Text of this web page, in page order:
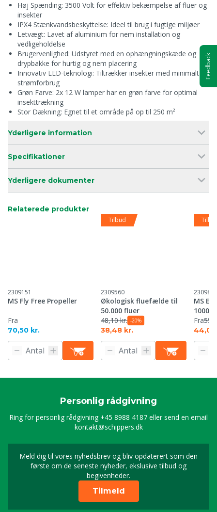
Høj Spænding: 3500 Volt for effektiv bekæmpelse af fluer og
insekter
IPX4 Stænkvandsbeskyttelse: Ideel til brug i fugtige miljøer
Letvægt: Lavet af aluminium for nem installation og
vedligeholdelse
Brugervenlighed: Udstyret med en ophængningskæde og
drypbakke for hurtig og nem placering
Innovativ LED-teknologi: Tiltrækker insekter med minimalt
strømforbrug
Grøn Farve: 2x 12 W lamper har en grøn farve for optimal
insekttrækning
Stor Dækning: Egnet til et område på op til 250 m²
Yderligere information
Specifikationer
Yderligere dokumenter
Relaterede produkter
2309151
MS Fly Free Propeller
Fra
70,50 kr.
Tilbud
2309560
Økologisk fluefælde til
50.000 fluer
48,10 kr. -20%
38,48 kr.
2309898
MS
1000
Fra
44,00
Personlig rådgivning
Ring for personlig rådgivning +45 8988 4187 eller send en email
kontakt@schippers.dk
Meld dig til vores nyhedsbrev og bliv opdaterert som den
første om de seneste nyheder, ekslusive tilbud og
begivenheder.
Timeld dig vores
Tilmeld
Feedback